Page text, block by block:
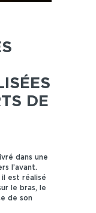
DE
dans une
l’avant.
il est réalisé
le bras, le
de son